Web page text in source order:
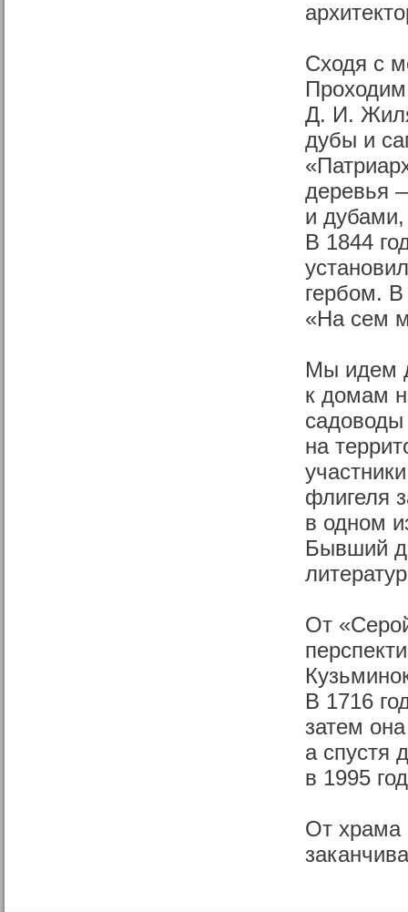
Сходя с
Д. И.
дубы и
деревья
и
В 1844
гербом. В
«На сем
Мы идем
к домам
садоводы
на
флигеля
в одном
Бывший
От
В 1716
затем
а спустя
в 1995
От храма